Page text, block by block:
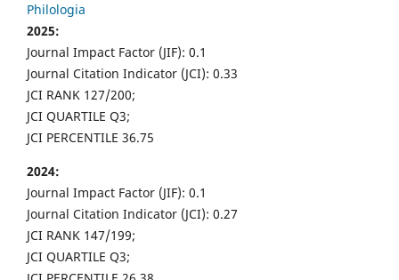
Philologia
2025:
Journal Impact Factor (JIF): 0.1
Journal Citation Indicator (JCI): 0.33
JCI RANK 127/200;
JCI QUARTILE Q3;
JCI PERCENTILE 36.75
2024:
Journal Impact Factor (JIF): 0.1
Journal Citation Indicator (JCI): 0.27
JCI RANK 147/199;
JCI QUARTILE Q3;